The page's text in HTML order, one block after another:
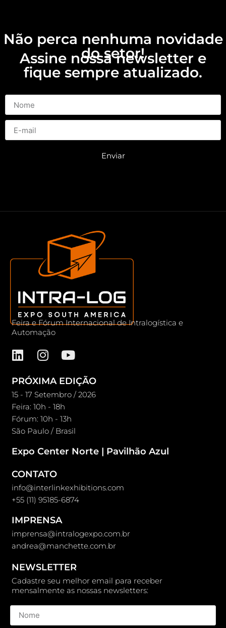
Não perca nenhuma novidade
do setor!
Assine nossa newsletter e
fique sempre atualizado.
Enviar
Feira e Fórum Internacional de Intralogística e
Automação
PRÓXIMA EDIÇÃO
15 - 17 Setembro / 2026
Feira: 10h - 18h
Fórum: 10h - 13h
São Paulo / Brasil
Expo Center Norte | Pavilhão Azul
CONTATO
info@interlinkexhibitions.com
+55 (11) 95185-6874
IMPRENSA
imprensa@intralogexpo.com.br
andrea@manchette.com.br
NEWSLETTER
Cadastre seu melhor email para receber
mensalmente as nossas newsletters: